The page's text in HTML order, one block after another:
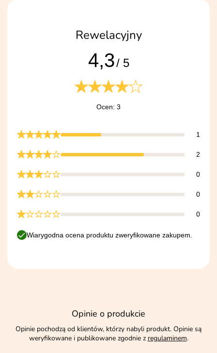
Rewelacyjny
4,3/ 5
Ocen: 3
1
2
0
0
0
Wiarygodna ocena produktu zweryfikowane zakupem.
Opinie o produkcie
Opinie pochodzą od klientów, którzy nabyli produkt. Opinie są
weryfikowane i publikowane zgodnie z regulaminem.